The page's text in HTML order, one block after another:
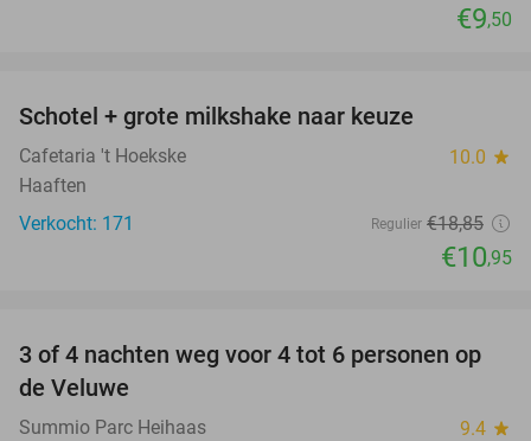
€9,50
Schotel + grote milkshake naar keuze
Cafetaria 't Hoekske 10.0 star
Haaften
Verkocht: 171
Regulier €18,85
€10,95
3 of 4 nachten weg voor 4 tot 6 personen op
de Veluwe
Summio Parc Heihaas 9.4 star